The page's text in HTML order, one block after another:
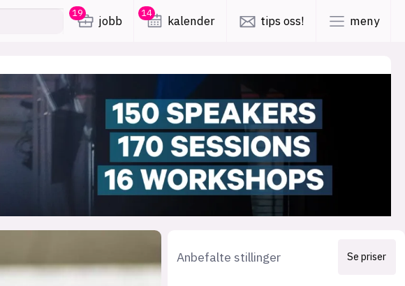
19
jobb
14
kalender tips oss! meny
meninger
apputvikling
inn/ut hobby
lys modus
mørk modus
nyhetsbrev
kode24-klubben
LinkedIn
Bluesky
Anbefalte stillinger Se priser